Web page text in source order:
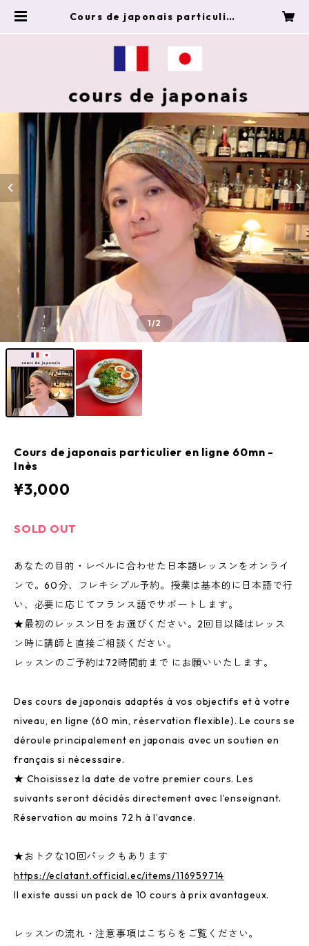
Cours de japonais particulier
1/2
Cours de japonais particulier en ligne 60mn -
Inès
¥3,000
SOLD OUT
あなたの目的・レベルに合わせた日本語レッスンをオンライ
ンで。60分、フレキシブル予約。授業は基本的に日本語で行
い、必要に応じてフランス語でサポートします。
★最初のレッスン日をお選びください。2回目以降はレッス
ン時に講師と直接ご相談ください。
レッスンのご予約は72時間前まで にお願いいたします。
Des cours de japonais adaptés à vos objectifs et à votre
niveau, en ligne (60 min, réservation flexible). Le cours se
déroule principalement en japonais avec un soutien en
français si nécessaire.
★ Choisissez la date de votre premier cours. Les
suivants seront décidés directement avec l’enseignant.
Réservation au moins 72 h à l’avance.
★おトクな10回パックもあります
https://eclatant.official.ec/items/116959714
Il existe aussi un pack de 10 cours à prix avantageux.
レッスンの流れ・注意事項はこちらをご覧ください。